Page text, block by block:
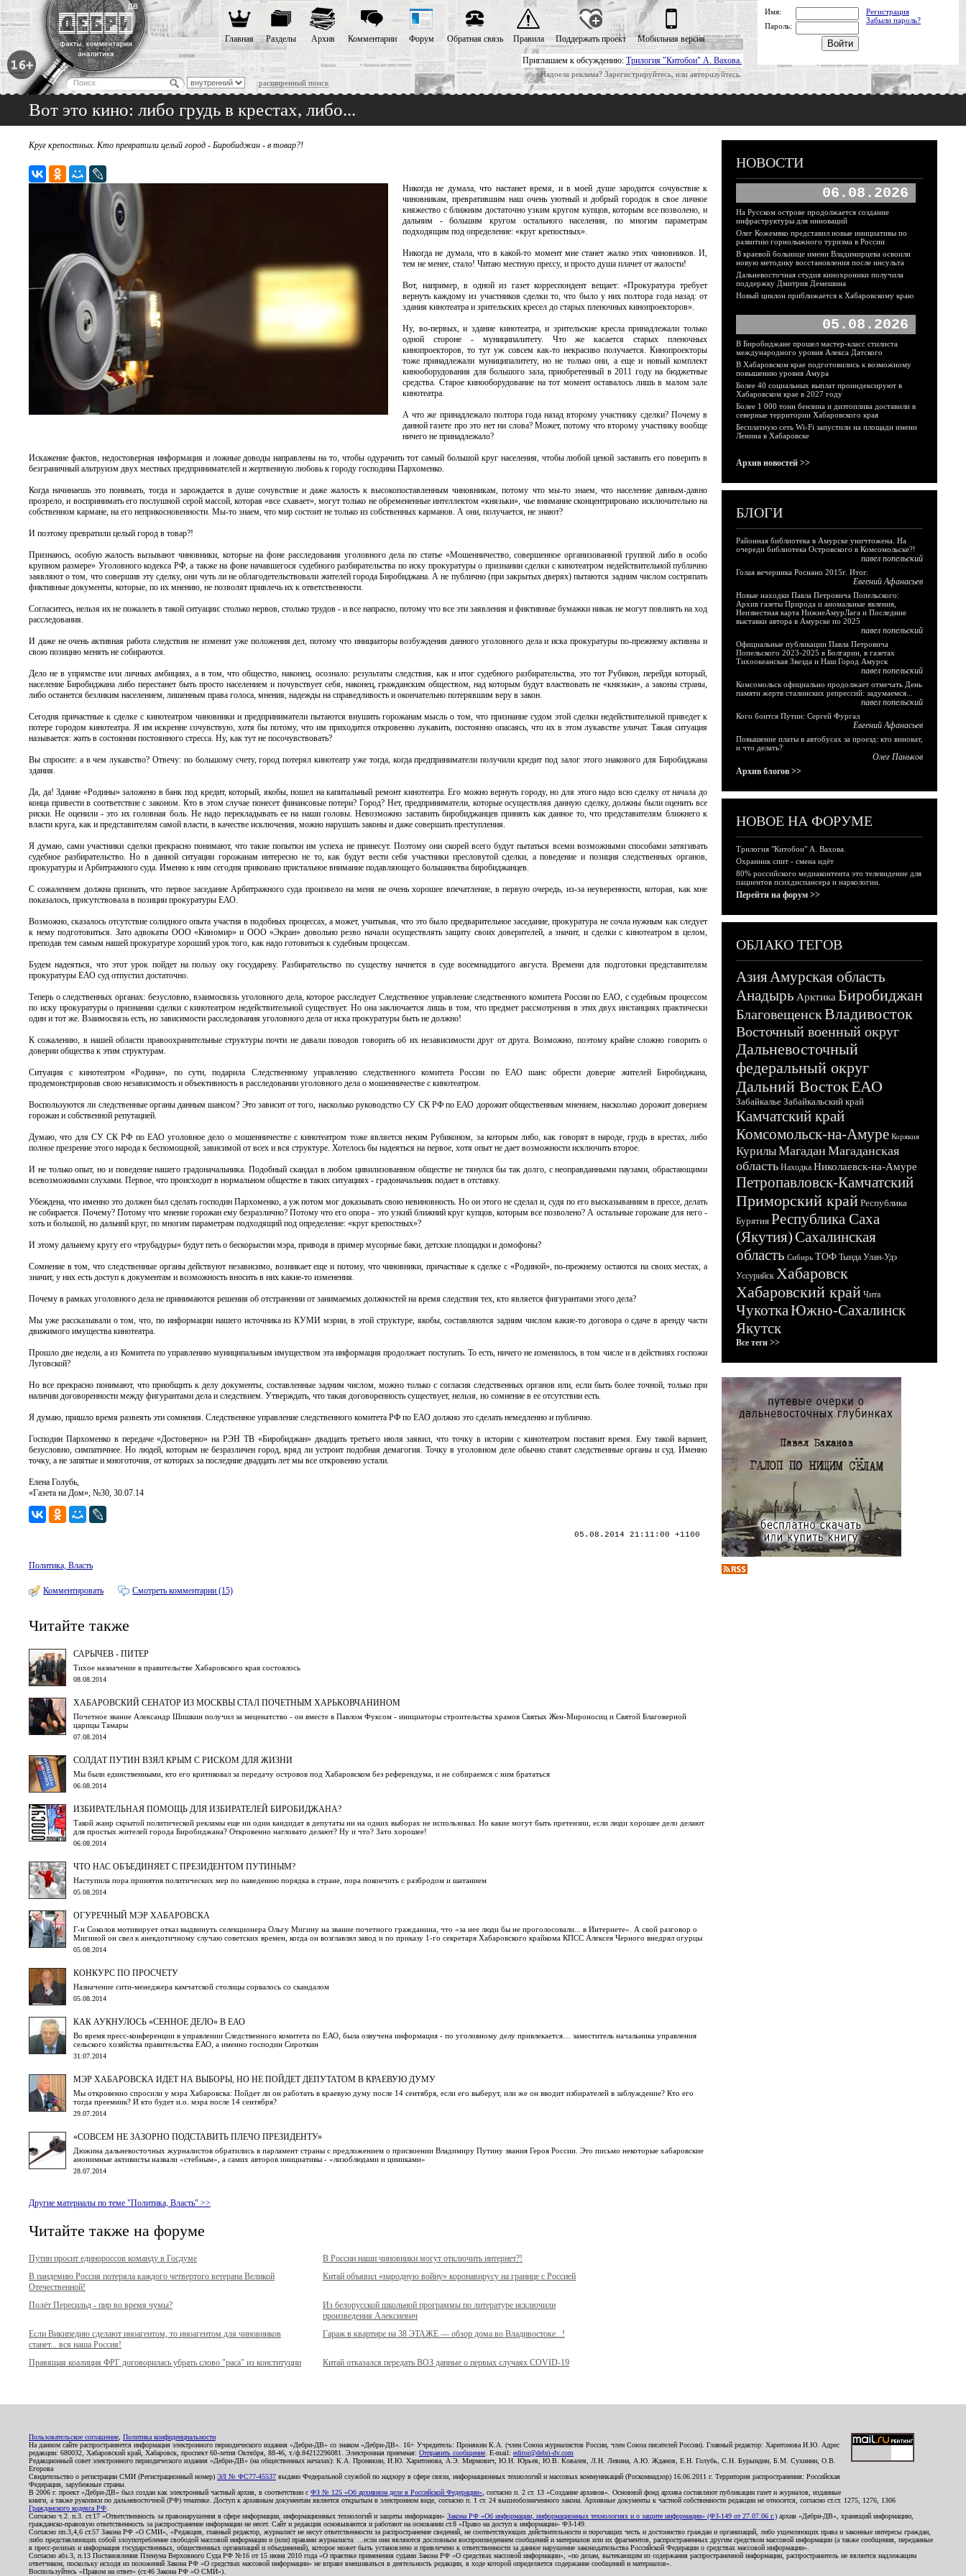
Приглашаем к обсуждению: Трилогия "Китобои" А. Вахова.
Надоела реклама? Зарегистрируйтесь, или авторизуйтесь.
расширенный поиск
Главная Разделы Архив Комментарии Форум Обратная связь Правила Поддержать проект Мобильная версия
Имя:
Регистрация
Забыли пароль?
Пароль:
Вот это кино: либо грудь в крестах, либо...
Круг крепостных. Кто превратили целый город - Биробиджан - в товар?!
Никогда не думала, что настанет время, и в моей душе зародится сочувствие к
чиновникам, превратившим наш очень уютный и добрый городок в свое личное
княжество с ближним достаточно узким кругом купцов, которым все позволено, и
дальним - большим кругом остального населения, по многим параметрам
подходящим под определение: «круг крепостных».
Никогда не думала, что в какой-то момент мне станет жалко этих чиновников. И,
тем не менее, стало! Читаю местную прессу, и просто душа плачет от жалости!
Вот, например, в одной из газет корреспондент вещает: «Прокуратура требует
вернуть каждому из участников сделки то, что было у них полтора года назад: от
здания кинотеатра и зрительских кресел до старых пленочных кинопроекторов».
Ну, во-первых, и здание кинотеатра, и зрительские кресла принадлежали только
одной стороне - муниципалитету. Что же касается старых пленочных
кинопроекторов, то тут уж совсем как-то некрасиво получается. Кинопроекторы
тоже принадлежали муниципалитету, но не только они, а еще и новый комплект
кинооборудования для большого зала, приобретенный в 2011 году на бюджетные
средства. Старое кинооборудование на тот момент оставалось лишь в малом зале
кинотеатра.
А что же принадлежало полтора года назад второму участнику сделки? Почему в
данной газете про это нет ни слова? Может, потому что второму участнику вообще
ничего не принадлежало?
Искажение фактов, недостоверная информация и ложные доводы направлены на то, чтобы одурачить тот самый большой круг населения, чтобы любой ценой заставить его поверить в
безграничный альтруизм двух местных предпринимателей и жертвенную любовь к городу господина Пархоменко.
Когда начинаешь это понимать, тогда и зарождается в душе сочувствие и даже жалость к высокопоставленным чиновникам, потому что мы-то знаем, что население давным-давно
прозрело, и воспринимать его послушной серой массой, которая «все схавает», могут только не обремененные интеллектом «князьки», чье внимание сконцентрировано исключительно на
собственном кармане, на его неприкосновенности. Мы-то знаем, что мир состоит не только из собственных карманов. А они, получается, не знают?
И поэтому превратили целый город в товар?!
Признаюсь, особую жалость вызывают чиновники, которые на фоне расследования уголовного дела по статье «Мошенничество, совершенное организованной группой либо в особо
крупном размере» Уголовного кодекса РФ, а также на фоне начавшегося судебного разбирательства по иску прокуратуры о признании сделки с кинотеатром недействительной публично
заявляют о том, что совершив эту сделку, они чуть ли не облагодетельствовали жителей города Биробиджана. А не публично (при закрытых дверях) пытаются задним числом состряпать
фиктивные документы, которые, по их мнению, не позволят привлечь их к ответственности.
Согласитесь, нельзя их не пожалеть в такой ситуации: столько нервов, столько трудов - и все напрасно, потому что все эти заявления и фиктивные бумажки никак не могут повлиять на ход
расследования.
И даже не очень активная работа следствия не изменит уже положения дел, потому что инициаторы возбуждения данного уголовного дела и иска прокуратуры по-прежнему активны и
свою позицию менять не собираются.
Дело не в упрямстве или личных амбициях, а в том, что общество, наконец, осознало: результаты следствия, как и итог судебного разбирательства, это тот Рубикон, перейдя который,
население Биробиджана либо перестанет быть просто населением и почувствует себя, наконец, гражданским обществом, над которым будут властвовать не «князьки», а законы страны,
либо останется безликим населением, лишенным права голоса, мнения, надежды на справедливость и окончательно потерявшим веру в закон.
Сегодня причастные к сделке с кинотеатром чиновники и предприниматели пытаются внушить горожанам мысль о том, что признание судом этой сделки недействительной приведет к
потере городом кинотеатра. Я им искренне сочувствую, хотя бы потому, что им приходится откровенно лукавить, постоянно опасаясь, что их в этом лукавстве уличат. Такая ситуация
называется: жить в состоянии постоянного стресса. Ну, как тут не посочувствовать?
Вы спросите: а в чем лукавство? Отвечу: по большому счету, город потерял кинотеатр уже тогда, когда предприниматели получили кредит под залог этого знакового для Биробиджана
здания.
Да, да! Здание «Родины» заложено в банк под кредит, который, якобы, пошел на капитальный ремонт кинотеатра. Его можно вернуть городу, но для этого надо всю сделку от начала до
конца привести в соответствие с законом. Кто в этом случае понесет финансовые потери? Город? Нет, предприниматели, которые осуществляя данную сделку, должны были оценить все
риски. Не оценили - это их головная боль. Не надо перекладывать ее на наши головы. Невозможно заставить биробиджанцев принять как данное то, что представителям ближнего к
власти круга, как и представителям самой власти, в качестве исключения, можно нарушать законы и даже совершать преступления.
Я думаю, сами участники сделки прекрасно понимают, что такие попытки им успеха не принесут. Поэтому они скорей всего будут пытаться всеми возможными способами затягивать
судебное разбирательство. Но в данной ситуации горожанам интересно не то, как будут вести себя участники пресловутой сделки, а поведение и позиция следственных органов,
прокуратуры и Арбитражного суда. Именно к ним сегодня приковано пристальное внимание подавляющего большинства биробиджанцев.
С сожалением должна признать, что первое заседание Арбитражного суда произвело на меня не очень хорошее впечатление, в первую очередь, из-за неуверенности, которая, как мне
показалось, присутствовала в позиции прокуратуры ЕАО.
Возможно, сказалось отсутствие солидного опыта участия в подобных процессах, а может, учитывая, что это было предварительное заседание, прокуратура не сочла нужным как следует
к нему подготовиться. Зато адвокаты ООО «Киномир» и ООО «Экран» довольно резво начали осуществлять защиту своих доверителей, а значит, и сделки с кинотеатром в целом,
преподав тем самым нашей прокуратуре хороший урок того, как надо готовиться к судебным процессам.
Будем надеяться, что этот урок пойдет на пользу оку государеву. Разбирательство по существу начнется в суде восемнадцатого августа. Времени для подготовки представителям
прокуратуры ЕАО суд отпустил достаточно.
Теперь о следственных органах: безусловно, взаимосвязь уголовного дела, которое расследует Следственное управление следственного комитета России по ЕАО, с судебным процессом
по иску прокуратуры о признании сделки с кинотеатром недействительной существует. Но она заключается лишь в том, что предмет рассмотрения в этих двух инстанциях практически
один и тот же. Взаимосвязь есть, но зависимости расследования уголовного дела от иска прокуратуры быть не должно!
К сожалению, в нашей области правоохранительные структуры почти не давали поводов говорить об их независимости друг от друга. Возможно, поэтому крайне сложно говорить о
доверии общества к этим структурам.
Ситуация с кинотеатром «Родина», по сути, подарила Следственному управлению следственного комитета России по ЕАО шанс обрести доверие жителей Биробиджана,
продемонстрировав свою независимость и объективность в расследовании уголовного дела о мошенничестве с кинотеатром.
Воспользуются ли следственные органы данным шансом? Это зависит от того, насколько руководство СУ СК РФ по ЕАО дорожит общественным мнением, насколько дорожит доверием
горожан и собственной репутацией.
Думаю, что для СУ СК РФ по ЕАО уголовное дело о мошенничестве с кинотеатром тоже является неким Рубиконом, за которым либо, как говорят в народе, грудь в крестах, либо
полное презрение этого народа к беспомощной, зависимой от всех и вся структуре. Хотелось бы надеяться на первое, хотя опыт не дает возможности исключить второе.
И не только опыт, но и поведение нашего градоначальника. Подобный скандал в любом цивилизованном обществе не тянулся бы так долго, с неоправданными паузами, обрастающими
всевозможными слухами. Первое, что происходит в нормальном обществе в таких ситуациях - градоначальник подает в отставку.
Убеждена, что именно это должен был сделать господин Пархоменко, а уж потом мог доказывать свою невиновность. Но он этого не сделал и, судя по его высказываниям в прессе, делать
не собирается. Почему? Потому что мнение горожан ему безразлично? Потому что его опора - это узкий ближний круг купцов, которым все позволено? А остальные горожане для него -
хоть и большой, но дальний круг, по многим параметрам подходящий под определение: «круг крепостных»?
И этому дальнему кругу его «трубадуры» будут петь о бескорыстии мэра, приводя в пример мусорные баки, детские площадки и домофоны?
Сомнение в том, что следственные органы действуют независимо, возникает еще и потому, что чиновники, причастные к сделке с «Родиной», по-прежнему остаются на своих местах, а
значит, у них есть доступ к документам и возможность вносить в них какие-то изменения.
Почему в рамках уголовного дела не принимаются решения об отстранении от занимаемых должностей на время следствия тех, кто является фигурантами этого дела?
Мы уже рассказывали о том, что, по информации нашего источника из КУМИ мэрии, в этой структуре, якобы, составляются задним числом какие-то договора о сдаче в аренду части
движимого имущества кинотеатра.
Прошло две недели, а из Комитета по управлению муниципальным имуществом эта информация продолжает поступать. То есть, ничего не изменилось, в том числе и в действиях госпожи
Луговской?
Но все прекрасно понимают, что приобщить к делу документы, составленные задним числом, можно только с согласия следственных органов или, если быть более точной, только при
наличии договоренности между фигурантами дела и следствием. Утверждать, что такая договоренность существует, нельзя, но сомнение в ее отсутствии есть.
Я думаю, пришло время развеять эти сомнения. Следственное управление следственного комитета РФ по ЕАО должно это сделать немедленно и публично.
Господин Пархоменко в передаче «Достоверно» на РЭН ТВ «Биробиджан» двадцать третьего июля заявил, что точку в истории с кинотеатром поставит время. Ему такой вариант,
безусловно, симпатичнее. Но людей, которым не безразличен город, вряд ли устроит подобная демагогия. Точку в уголовном деле обычно ставят следственные органы и суд. Именно
точку, а не запятые и многоточия, от которых за последние двадцать лет мы все откровенно устали.
Елена Голубь,
«Газета на Дом», №30, 30.07.14
05.08.2014 21:11:00 +1100
Политика, Власть
Комментировать Смотреть комментарии (15)
Читайте также
САРЫЧЕВ - ПИТЕР
Тихое назначение в правительстве Хабаровского края состоялось
08.08.2014
ХАБАРОВСКИЙ СЕНАТОР ИЗ МОСКВЫ СТАЛ ПОЧЕТНЫМ ХАРЬКОВЧАНИНОМ
Почетное звание Александр Шишкин получил за меценатство - он вместе в Павлом Фуксом - инициаторы строительства храмов Святых Жен-Мироносиц и Святой Благоверной
царицы Тамары
07.08.2014
СОЛДАТ ПУТИН ВЗЯЛ КРЫМ С РИСКОМ ДЛЯ ЖИЗНИ
Мы были единственными, кто его критиковал за передачу островов под Хабаровском без референдума, и не собираемся с ним брататься
06.08.2014
ИЗБИРАТЕЛЬНАЯ ПОМОЩЬ ДЛЯ ИЗБИРАТЕЛЕЙ БИРОБИДЖАНА?
Такой жанр скрытой политической рекламы еще ни один кандидат в депутаты ни на одних выборах не использовал. Но какие могут быть претензии, если люди хорошее дело делают
для простых жителей города Биробиджана? Откровенно нагловато делают? Ну и что? Зато хорошее!
06.08.2014
ЧТО НАС ОБЪЕДИНЯЕТ С ПРЕЗИДЕНТОМ ПУТИНЫМ?
Наступила пора принятия политических мер по наведению порядка в стране, пора покончить с разбродом и шатанием
05.08.2014
ОГУРЕЧНЫЙ МЭР ХАБАРОВСКА
Г-н Соколов мотивирует отказ выдвинуть селекционера Ольгу Мигину на звание почетного гражданина, что «за нее люди бы не проголосовали... в Интернете». А свой разговор о
Мигиной он свел к анекдотичному случаю советских времен, когда он возглавлял завод и по приказу 1-го секретаря Хабаровского крайкома КПСС Алексея Черного внедрял огурцы
05.08.2014
КОНКУРС ПО ПРОСЧЕТУ
Назначение сити-менеджера камчатской столицы сорвалось со скандалом
05.08.2014
КАК АУКНУЛОСЬ «СЕННОЕ ДЕЛО» В ЕАО
Во время пресс-конференции в управлении Следственного комитета по ЕАО, была озвучена информация - по уголовному делу привлекается… заместитель начальника управления
сельского хозяйства правительства ЕАО, а именно господин Сироткин
31.07.2014
МЭР ХАБАРОВСКА ИДЕТ НА ВЫБОРЫ, НО НЕ ПОЙДЕТ ДЕПУТАТОМ В КРАЕВУЮ ДУМУ
Мы откровенно спросили у мэра Хабаровска: Пойдет ли он работать в краевую думу после 14 сентября, если его выберут, или же он вводит избирателей в заблуждение? Кто его
тогда преемник? И кто будет и.о. мэра после 14 сентября?
29.07.2014
«СОВСЕМ НЕ ЗАЗОРНО ПОДСТАВИТЬ ПЛЕЧО ПРЕЗИДЕНТУ»
Дюжина дальневосточных журналистов обратились в парламент страны с предложением о присвоении Владимиру Путину звания Героя России. Это письмо некоторые хабаровские
анонимные активисты назвали «стебным», а самих авторов инициативы - «лизоблюдами и циниками»
28.07.2014
Другие материалы по теме "Политика, Власть" >>
Читайте также на форуме
Путин просит единороссов команду в Госдуме
В России наши чиновники могут отключить интернет?!
В пандемию Россия потеряла каждого четвертого ветерана Великой
Отечественной!
Китай объявил «народную войну» коронавирусу на границе с Россией
Полёт Пересильд - пир во время чумы?
Из белорусской школьной программы по литературе исключили
произведения Алексиевич
Если Википедию сделают иноагентом, то иноагентом для чиновников
станет... вся наша Россия!
Гараж в квартире на 38 ЭТАЖЕ — обзор дома во Владивостоке...!
Правящая коалиция ФРГ договорилась убрать слово "раса" из конституции Китай отказался передать ВОЗ данные о первых случаях COVID-19
НОВОСТИ
06.08.2026
На Русском острове продолжается создание
инфраструктуры для инноваций
Олег Кожемяко представил новые инициативы по
развитию горнолыжного туризма в России
В краевой больнице имени Владимирцева освоили
новую методику восстановления после инсульта
Дальневосточная студия кинохроники получила
поддержку Дмитрия Демешина
Новый циклон приближается к Хабаровскому краю
05.08.2026
В Биробиджане прошел мастер-класс стилиста
международного уровня Алекса Датского
В Хабаровском крае подготовились к возможному
повышению уровня Амура
Более 40 социальных выплат проиндексируют в
Хабаровском крае в 2027 году
Более 1 000 тонн бензина и дизтоплива доставили в
северные территории Хабаровского края
Бесплатную сеть Wi-Fi запустили на площади имени
Ленина в Хабаровске
Архив новостей >>
БЛОГИ
Районная библиотека в Амурске уничтожена. На
очереди библиотека Островского в Комсомольске?!
павел попельский
Голая вечеринка Роснано 2015г. Итог.
Евгений Афанасьев
Новые находки Павла Петровича Попельского:
Архив газеты Природа и аномальные явления,
Неизвестная карта НижнеАмурЛага и Последние
выставки автора в Амурске по 2025
павел попельский
Официальные публикации Павла Петровича
Попельского 2023-2025 в Болгарии, в газетах
Тихоокеанская Звезда и Наш Город Амурск
павел попельский
Комсомольск официально продолжает отмечать День
памяти жертв сталинских репрессий: задумаемся...
павел попельский
Кого боится Путин: Сергей Фургал
Евгений Афанасьев
Повышение платы в автобусах за проезд: кто виноват,
и что делать?
Олег Паньков
Архив блогов >>
НОВОЕ НА ФОРУМЕ
Трилогия "Китобои" А. Вахова.
Охранник спит - смена идёт
80% российского медиаконтента это телевидение для
пациентов психдиспансера и наркологии.
Перейти на форум >>
ОБЛАКО ТЕГОВ
АзияАмурская область
Анадырь Арктика Биробиджан
БлаговещенскВладивосток
Восточный военный округ
Дальневосточный
федеральный округ
Дальний ВостокЕАО
Забайкалье Забайкальский край
Камчатский край
Комсомольск-на-Амуре Корякия
КурилыМагадан Магаданская
область Находка Николаевск-на-Амуре
Петропавловск-Камчатский
Приморский край Республика
Бурятия Республика Саха
(Якутия)Сахалинская
область Сибирь ТОФ Тында Улан-Удэ
Уссурийск Хабаровск
Хабаровский край Чита
ЧукоткаЮжно-Сахалинск
Якутск
Все теги >>
Пользовательское соглашение Политика конфиденциальности
На данном сайте распространяется информация электронного периодического издания «Дебри-ДВ» со знаком «Дебри-ДВ». 16+ Учредитель: Пронякин К.А. (член Союза журналистов России, член Союза писателей России). Главный редактор: Харитонова И.Ю. Адрес
редакции: 680032, Хабаровский край, Хабаровск, проспект 60-летия Октября, 88-46, т./ф.84212296081. Электронная приемная: Отправить сообщение . E-mail: editor@debri-dv.com
Редакционный совет электронного периодического издания «Дебри-ДВ» (на общественных началах): К.А. Пронякин, И.Ю. Харитонова, А.Э. Мирмович, Ю.Н. Юрьев, Ю.В. Ковалев, Л.Н. Левина, А.Ю. Жданов, Е.Н. Голубь, С.Н. Бурындин, Б.М. Сухинин, О.В.
Егорова
Свидетельство о регистрации СМИ (Регистрационный номер) ЭЛ № ФС77-45537 выдано Федеральной службой по надзору в сфере связи, информационных технологий и массовых коммуникаций (Роскомнадзор) 16.06.2011 г. Территория распространения: Российская
Федерация, зарубежные страны.
В 2006 г. проект «Дебри-ДВ» был создан как электронный частный архив, в соответствии с ФЗ № 125 «Об архивном деле в Российской Федерации» , согласно п. 2 ст. 13 «Создание архивов». Основной фонд архива составляют публикации газет и журналов, изданные
книги, а также рукописи по дальневосточной (РФ) тематике. Доступ к архивным документам является открытым в электронном виде, согласно п. 1 ст. 24 вышеобозначенного закона. Архивные документы к частной собственности редакции не относятся, согласно ст.ст. 1275, 1276, 1306
Гражданского кодекса РФ
Согласно ч.2. п.3. ст.17 «Ответственность за правонарушения в сфере информации, информационных технологий и защиты информации» Закона РФ «Об информации, информационных технологиях и о защите информации» (ФЗ-149 от 27.07.06 г.) архив «Дебри-ДВ», хранящий информацию,
гражданско-правовую ответственность за распространение информации не несет. Сайт и редакция основываются и работают на основании ст.8 «Право на доступ к информации» ФЗ-149.
Согласно пп.3,4,6 ст.57 Закона РФ «О СМИ», «Редакция, главный редактор, журналист не несут ответственности за распространение сведений, не соответствующих действительности и порочащих честь и достоинство граждан и организаций, либо ущемляющих права и законные интересы граждан,
либо представляющих собой злоупотребление свободой массовой информации и (или) правами журналиста: ...если они являются дословным воспроизведением сообщений и материалов или их фрагментов, распространенных другим средством массовой информации (а также сообщения, переданные
в пресс-релизах и информация государственных, общественных организаций и объединений), которое может быть установлено и привлечено к ответственности за данное нарушение законодательства Российской Федерации о средствах массовой информации».
Согласно абз.3, п.13 Постановления Пленума Верховного Суда РФ №16 от 15 июня 2010 года «О практике применения судами Закона РФ «О средствах массовой информации», «по делам, вытекающим из содержания распространенной информации, распространитель не является надлежащим
ответчиком, поскольку исходя из положений Закона РФ «О средствах массовой информации» не вправе вмешиваться в деятельность редакции, в ходе которой определяется содержание сообщений и материалов».
Воспользуйтесь «Правом на ответ» (ст.46 Закона РФ «О СМИ»).